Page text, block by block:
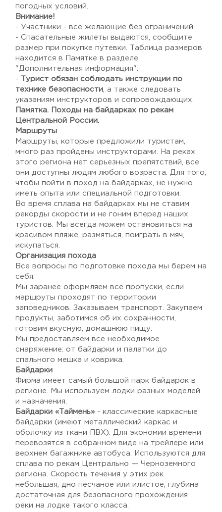
погодных условий.
Внимание!
- Участники - все желающие без ограничений.
- Спасательные жилеты выдаются, сообщите
размер при покупке путевки. Таблица размеров
находится в Памятке в разделе
"Дополнительная информация".
-
Турист обязан соблюдать инструкции по
технике безопасности , а также следовать
указаниям инструкторов и сопровождающих.
Памятка. Походы на байдарках по рекам
Центральной России.
Маршруты
Маршруты, которые предложили туристам,
много раз пройдены инструкторами. На реках
этого региона нет серьезных препятствий, все
они доступны людям любого возраста. Для того,
чтобы пойти в поход на байдарках, не нужно
иметь опыта или специальной подготовки.
Во время сплава на байдарках мы не ставим
рекорды скорости и не гоним вперед наших
туристов. Мы всегда можем остановиться на
красивом пляже, размяться, поиграть в мяч,
искупаться.
Организация похода
Все вопросы по подготовке похода мы берем на
себя.
Мы заранее оформляем все пропуски, если
маршруты проходят по территории
заповедников. Заказываем транспорт. Закупаем
продукты, заботимся об их сохранности,
готовим вкусную, домашнюю пищу.
Мы предоставляем все необходимое
снаряжение: от байдарки и палатки до
спального мешка и коврика.
Байдарки
Фирма имеет самый большой парк байдарок в
регионе. Мы используем лодки разных моделей
и назначения.
Байдарки «Таймень» - классические каркасные
байдарки (имеют металлический каркас и
оболочку из ткани ПВХ). Для экономии времени
перевозятся в собранном виде на трейлере или
верхнем багажнике автобуса. Используются для
сплава по рекам Центрально — Черноземного
региона. Скорость течения у этих рек
небольшая, дно песчаное или илистое, глубина
достаточная для безопасного прохождения
реки на лодке такого класса.